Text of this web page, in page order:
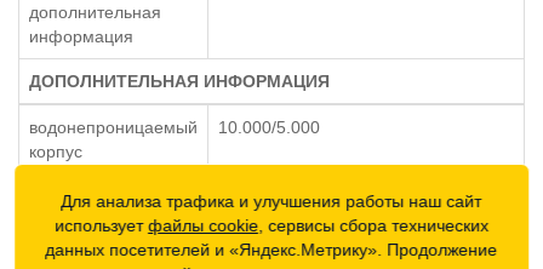
дополнительная
информация
ДОПОЛНИТЕЛЬНАЯ ИНФОРМАЦИЯ
водонепроницаемый
корпус
10.000/5.000
габариты упаковки
Размеры мужской одежды Burton
Для анализа трафика и улучшения работы наш сайт
используетфайлы cookie , сервисы сбора технических
данных посетителей и «Яндекс.Метрику». Продолжение